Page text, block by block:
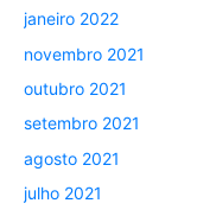
janeiro 2022
novembro 2021
outubro 2021
setembro 2021
agosto 2021
julho 2021